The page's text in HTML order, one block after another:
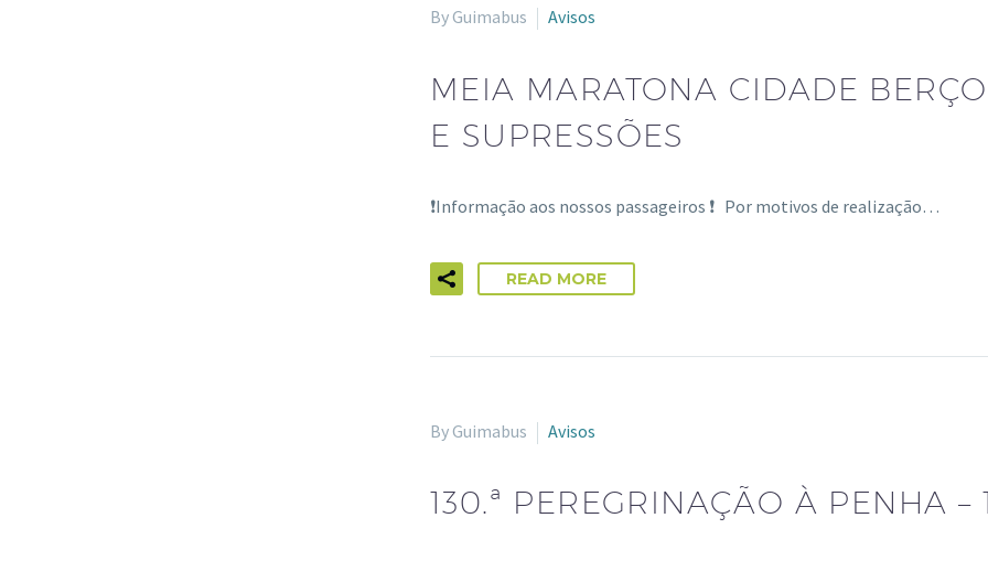
By Guimabus Avisos
MEIA MARATONA CIDADE
E SUPRESSÕES
❗Informação aos nossos passageiros ❗ Por motivos de realização…
READ MORE
By Guimabus Avisos
130.ª PEREGRINAÇÃO À PENHA –